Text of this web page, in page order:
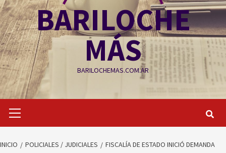
BARILOCHE
MÁS
BARILOCHEMAS.COM.AR
primario
INICIO POLICIALES / JUDICIALES
FISCALÍA DE ESTADO INICIÓ DEMANDA